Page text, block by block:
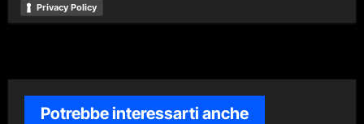
Privacy Policy
Potrebbe interessarti anche